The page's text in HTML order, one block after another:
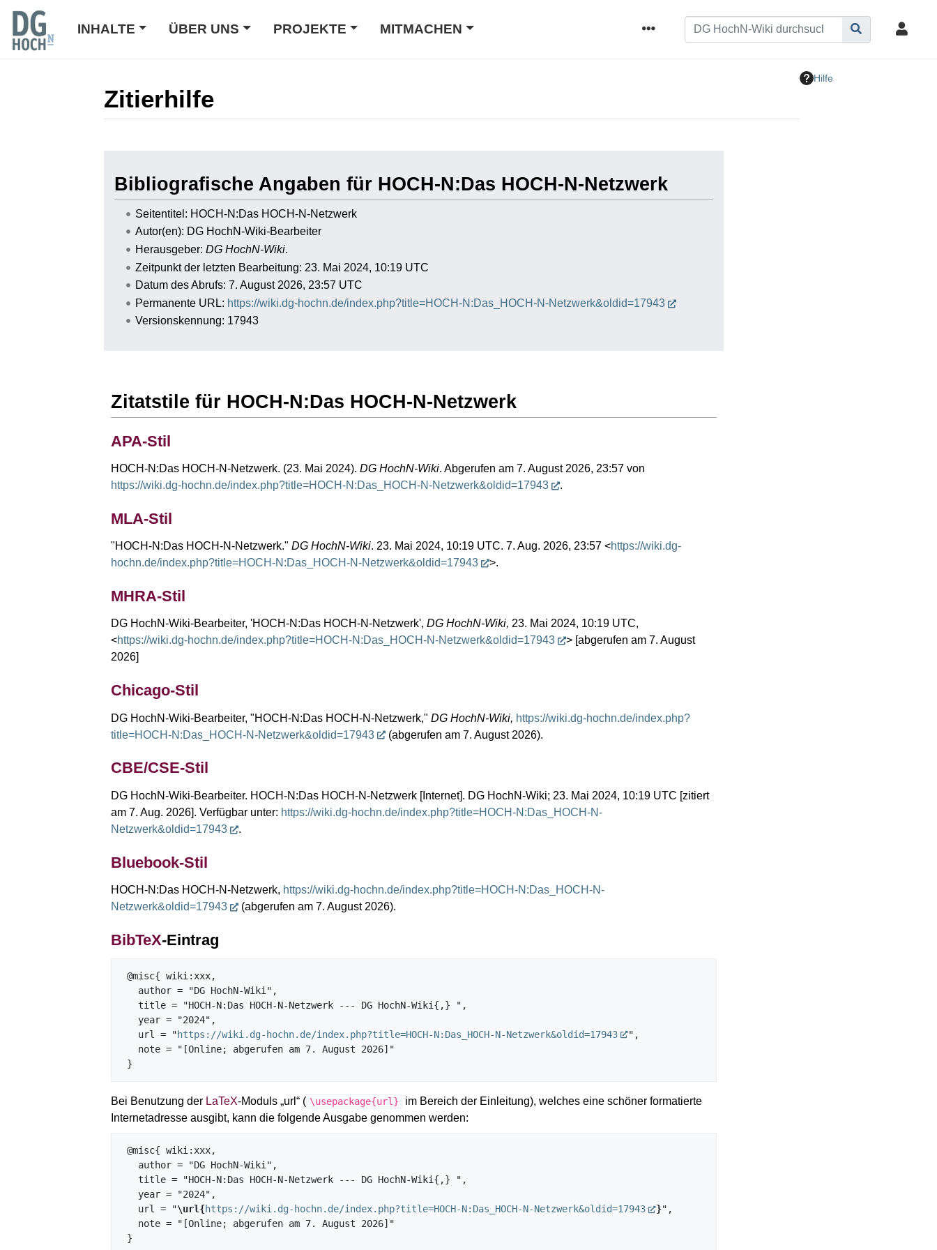
INHALTE ÜBER UNS PROJEKTE MITMACHEN
Hilfe
Zitierhilfe
Bibliografische Angaben für HOCH-N:Das HOCH-N-Netzwerk
Seitentitel: HOCH-N:Das HOCH-N-Netzwerk
Autor(en): DG HochN-Wiki-Bearbeiter
Herausgeber: DG HochN-Wiki.
Zeitpunkt der letzten Bearbeitung: 23. Mai 2024, 10:19 UTC
Datum des Abrufs: 7. August 2026, 23:57 UTC
Permanente URL: https://wiki.dg-hochn.de/index.php?title=HOCH-N:Das_HOCH-N-Netzwerk&oldid=17943
Versionskennung: 17943
Zitatstile für HOCH-N:Das HOCH-N-Netzwerk
APA-Stil
HOCH-N:Das HOCH-N-Netzwerk. (23. Mai 2024). DG HochN-Wiki. Abgerufen am 7. August 2026, 23:57 von
https://wiki.dg-hochn.de/index.php?title=HOCH-N:Das_HOCH-N-Netzwerk&oldid=17943
.
MLA-Stil
"HOCH-N:Das HOCH-N-Netzwerk." DG HochN-Wiki. 23. Mai 2024, 10:19 UTC. 7. Aug. 2026, 23:57 <https://wiki.dg-
hochn.de/index.php?title=HOCH-N:Das_HOCH-N-Netzwerk&oldid=17943
>.
MHRA-Stil
DG HochN-Wiki-Bearbeiter, 'HOCH-N:Das HOCH-N-Netzwerk', DG HochN-Wiki, 23. Mai 2024, 10:19 UTC,
<https://wiki.dg-hochn.de/index.php?title=HOCH-N:Das_HOCH-N-Netzwerk&oldid=17943
> [abgerufen am 7. August
2026]
Chicago-Stil
DG HochN-Wiki-Bearbeiter, "HOCH-N:Das HOCH-N-Netzwerk," DG HochN-Wiki, https://wiki.dg-hochn.de/index.php?
title=HOCH-N:Das_HOCH-N-Netzwerk&oldid=17943
(abgerufen am 7. August 2026).
CBE/CSE-Stil
DG HochN-Wiki-Bearbeiter. HOCH-N:Das HOCH-N-Netzwerk [Internet]. DG HochN-Wiki; 23. Mai 2024, 10:19 UTC [zitiert
am 7. Aug. 2026]. Verfügbar unter: https://wiki.dg-hochn.de/index.php?title=HOCH-N:Das_HOCH-N-
Netzwerk&oldid=17943
.
Bluebook-Stil
HOCH-N:Das HOCH-N-Netzwerk, https://wiki.dg-hochn.de/index.php?title=HOCH-N:Das_HOCH-N-
Netzwerk&oldid=17943
(abgerufen am 7. August 2026).
BibTeX-Eintrag
   url = "
https://wiki.dg-hochn.de/index.php?title=HOCH-N:Das_HOCH-N-Netzwerk&oldid=17943
",
Bei Benutzung der LaTeX-Moduls „url“ ( \usepackage{url}
im Bereich der Einleitung), welches eine schöner formatierte
Internetadresse ausgibt, kann die folgende Ausgabe genommen werden:
   url = "
\url{https://wiki.dg-hochn.de/index.php?title=HOCH-N:Das_HOCH-N-Netzwerk&oldid=17943 }",